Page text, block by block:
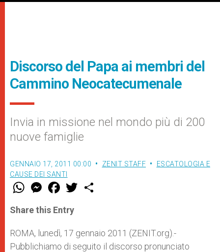
Discorso del Papa ai membri del
Cammino Neocatecumenale
Invia in missione nel mondo più di 200
nuove famiglie
GENNAIO 17, 2011 00:00 ZENIT STAFF
ESCATOLOGIA E
CAUSE DEI SANTI
W
t
s
p
p
M
e
s
e
g
e
r
F
a
e
b
o
w
r
Share this Entry
ROMA, lunedì, 17 gennaio 2011 (ZENIT.org).-
Pubblichiamo di seguito il discorso pronunciato